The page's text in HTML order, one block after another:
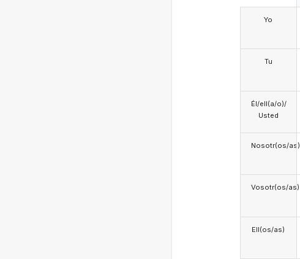
Yo
Tu
Él/ell(a/o)/
Usted
Nosotr(os/as)
Vosotr(os/as)
Ell(os/as)